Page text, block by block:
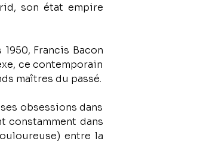
son état empire
Francis Bacon
ce contemporain
obsessions dans
constamment dans
entre la